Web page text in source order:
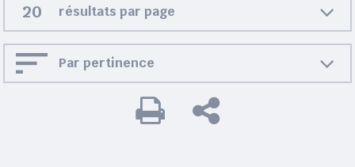
résultats par page
Par pertinence